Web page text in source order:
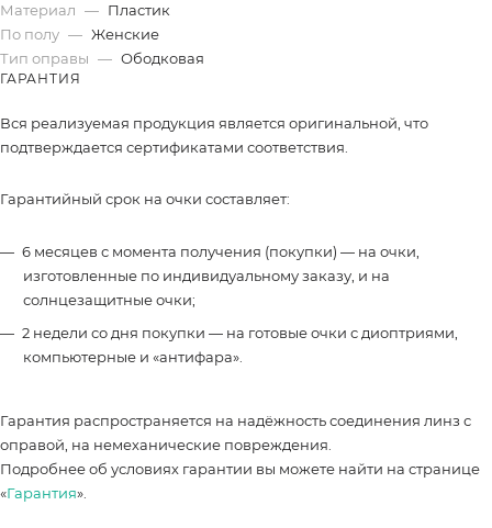
Материал — Пластик
По полу — Женские
Тип оправы — Ободковая
ГАРАНТИЯ
Вся реализуемая продукция является оригинальной, что
подтверждается сертификатами соответствия.
Гарантийный срок на очки составляет:
6 месяцев с момента получения (покупки) — на очки,
изготовленные по индивидуальному заказу, и на
солнцезащитные очки;
2 недели со дня покупки — на готовые очки с диоптриями,
компьютерные и «антифара».
Гарантия распространяется на надёжность соединения линз с
оправой, на немеханические повреждения.
Подробнее об условиях гарантии вы можете найти на странице
«Гарантия».